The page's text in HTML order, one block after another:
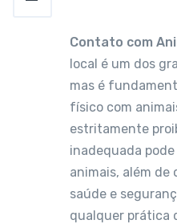
Contato com
local é um dos
mas é
físico com
estritamente
inadequada
animais, além de
saúde e
qualquer prática